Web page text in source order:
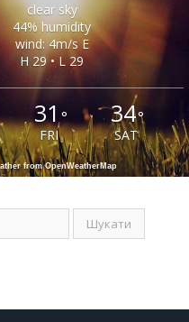
clear sky
44% humidity
wind: 4m/s E
H 29 • L 29
31°
FRI
34°
SAT
from OpenWeatherMap